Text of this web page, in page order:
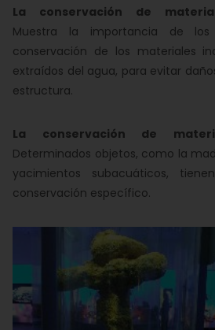
La conservación de
Muestra la importancia de
conservación de los materiales
extraídos del agua, para evitar
estructura.
La conservación de
Determinados objetos, como la
yacimientos subacuáticos,
conservación específico.